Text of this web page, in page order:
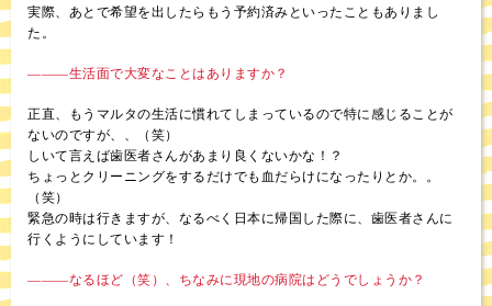
実際、あとで希望を出したらもう予約済みといったこともありまし
た。
―――生活面で大変なことはありますか？
正直、もうマルタの生活に慣れてしまっているので特に感じることが
ないのですが、、（笑）
しいて言えば歯医者さんがあまり良くないかな！？
ちょっとクリーニングをするだけでも血だらけになったりとか。。
（笑）
緊急の時は行きますが、なるべく日本に帰国した際に、歯医者さんに
行くようにしています！
―――なるほど（笑）、ちなみに現地の病院はどうでしょうか？